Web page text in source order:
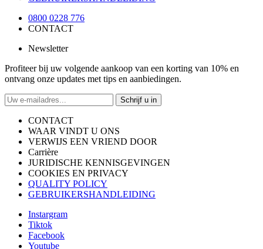
0800 0228 776
CONTACT
Newsletter
Profiteer bij uw volgende aankoop van een korting van 10% en
ontvang onze updates met tips en aanbiedingen.
Schrijf u in
CONTACT
WAAR VINDT U ONS
VERWIJS EEN VRIEND DOOR
Carrière
JURIDISCHE KENNISGEVINGEN
COOKIES EN PRIVACY
QUALITY POLICY
GEBRUIKERSHANDLEIDING
Instargram
Tiktok
Facebook
Youtube